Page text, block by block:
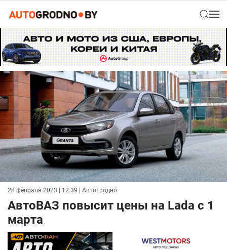
28 февраля 2023 | 12:39 | АвтоГродно
АвтоВАЗ повысит цены на Lada с 1
марта